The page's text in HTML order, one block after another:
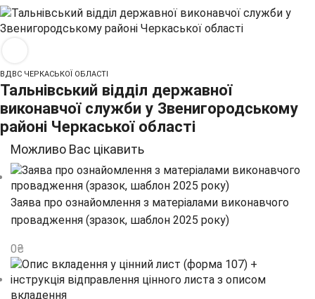
ВДВС ЧЕРКАСЬКОЇ ОБЛАСТІ
Тальнівський відділ державної
виконавчої служби у Звенигородському
районі Черкаської області
Можливо Вас цікавить
Заява про ознайомлення з матеріалами виконавчого
провадження (зразок, шаблон 2025 року)
0₴